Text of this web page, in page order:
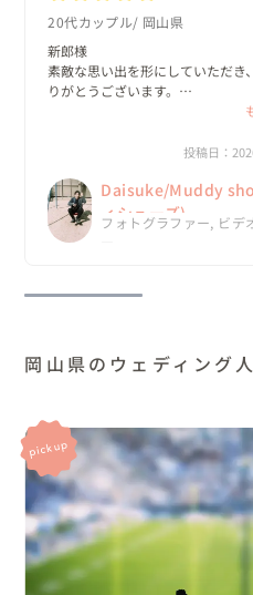
20代カップル 岡山県
新郎様
素敵な思い出を形にしていただき
りがとうございます。
素敵すぎるムービーに仕上がって
ねと2人で話していました☺️
結婚式で流すのが楽しみです！
ありがとうございます😆
投稿日：
Daisuke/Muddy
ィシューズ)
フォトグラファー, ビデ
岡山県のウェディング